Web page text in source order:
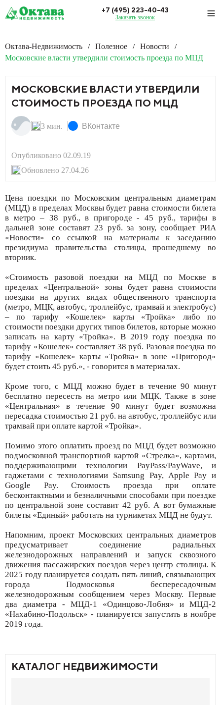
+7 (495) 223-40-43
Заказать звонок
Октава-Недвижимость / Полезное / Новости /
Московские власти утвердили стоимость проезда по МЦД
МОСКОВСКИЕ ВЛАСТИ УТВЕРДИЛИ
СТОИМОСТЬ ПРОЕЗДА ПО МЦД
3 мин. ВКонтакте
Опубликовано 02.09.19
Обновлено 27.04.26
Цена поездки по Московским центральным диаметрам
(МЦД) в пределах Москвы будет равна стоимости билета
в метро – 38 руб., в пригороде - 45 руб., тарифы в
дальней зоне составят 23 руб. за зону, сообщает РИА
«Новости» со ссылкой на материалы к заседанию
президиума правительства столицы, прошедшему во
вторник.
«Стоимость разовой поездки на МЦД по Москве в
пределах «Центральной» зоны будет равна стоимости
поездки на других видах общественного транспорта
(метро, МЦК, автобус, троллейбус, трамвай и электробус)
– по тарифу «Кошелек» карты «Тройка» либо по
стоимости поездки других типов билетов, которые можно
записать на карту «Тройка». В 2019 году поездка по
тарифу «Кошелек» составляет 38 руб. Разовая поездка по
тарифу «Кошелек» карты «Тройка» в зоне «Пригород»
будет стоить 45 руб.», - говорится в материалах.
Кроме того, с МЦД можно будет в течение 90 минут
бесплатно пересесть на метро или МЦК. Также в зоне
«Центральная» в течение 90 минут будет возможна
пересадка стоимостью 21 руб. на автобус, троллейбус или
трамвай при оплате картой «Тройка».
Помимо этого оплатить проезд по МЦД будет возможно
подмосковной транспортной картой «Стрелка», картами,
поддерживающими технологии PayPass/PayWave, и
гаджетами с технологиями Samsung Pay, Apple Pay и
Google Pay. Стоимость проезда при оплате
бесконтактными и безналичными способами при поездке
по центральной зоне составит 42 руб. А вот бумажные
билеты «Единый» работать на турникетах МЦД не будут.
Напомним, проект Московских центральных диаметров
предусматривает соединение радиальных
железнодорожных направлений и запуск сквозного
движения пассажирских поездов через центр столицы. К
2025 году планируется создать пять линий, связывающих
города Подмосковья беспересадочным
железнодорожным сообщением через Москву. Первые
два диаметра - МЦД-1 «Одинцово-Лобня» и МЦД-2
«Нахабино-Подольск» - планируется запустить в ноябре
2019 года.
КАТАЛОГ НЕДВИЖИМОСТИ